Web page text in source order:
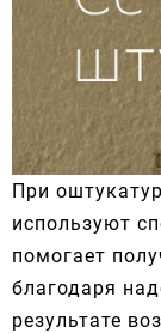
При
используют
помогает
благодаря
результате